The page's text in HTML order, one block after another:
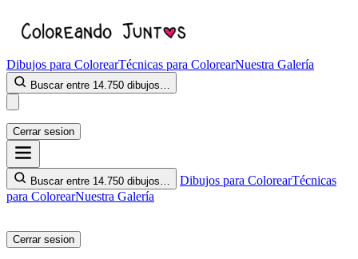
Dibujos para ColorearTécnicas para ColorearNuestra Galería
Buscar entre 14.750 dibujos…
Cerrar sesion
Buscar entre 14.750 dibujos… Dibujos para ColorearTécnicas
para ColorearNuestra Galería
Cerrar sesion